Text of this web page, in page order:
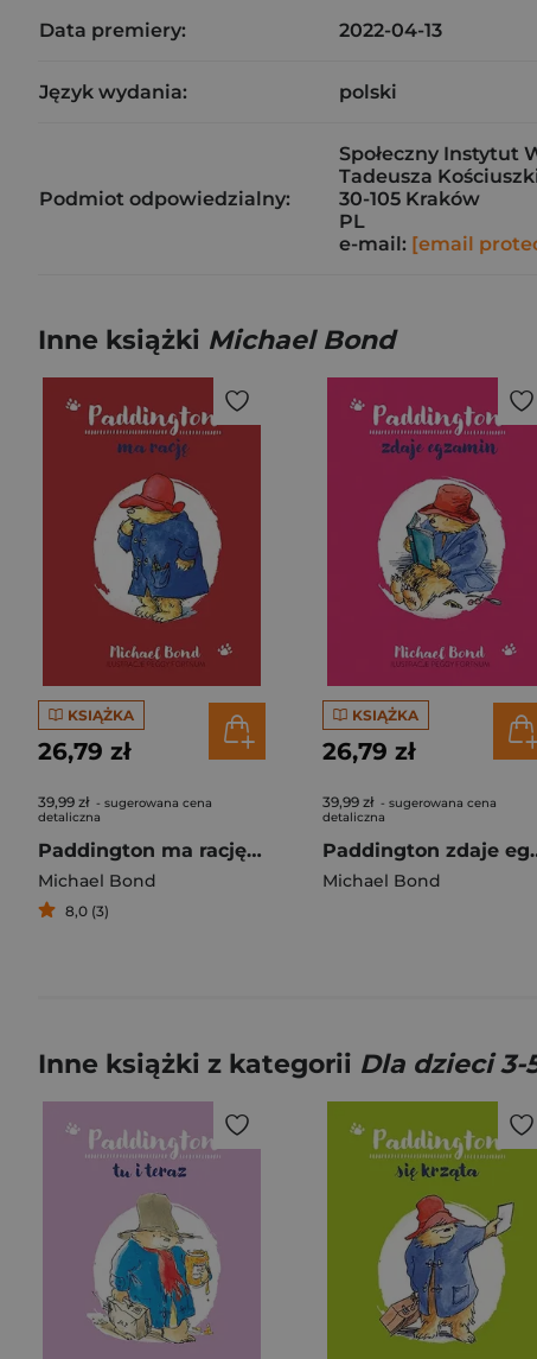
Data premiery: 2022-04-13
Język wydania: polski
Podmiot odpowiedzialny:
Społeczny Instytut
Tadeusza
30-105 Kraków
PL
e-mail: [email
Inne książki Michael Bond
KSIĄŻKA
26,79 zł
39,99 zł - sugerowana cena
detaliczna
Paddington ma rację - wznowienie 2023
Michael Bond
8,0 (3)
KSIĄŻKA
26,79 zł
39,99 zł - sugerowana cena
detaliczna
Michael Bond
Inne książki z kategorii Dla dzieci 3-